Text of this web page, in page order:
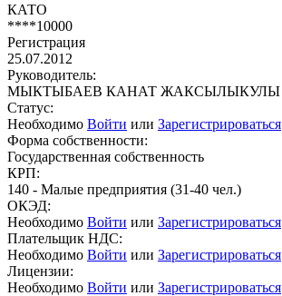
КАТО
****10000
Регистрация
25.07.2012
Руководитель:
МЫКТЫБАЕВ КАНАТ ЖАКСЫЛЫКУЛЫ
Статус:
Необходимо Войти или Зарегистрироваться
Форма собственности:
Государственная собственность
КРП:
140 - Малые предприятия (31-40 чел.)
ОКЭД:
Необходимо Войти или Зарегистрироваться
Плательщик НДС:
Необходимо Войти или Зарегистрироваться
Лицензии:
Необходимо Войти или Зарегистрироваться